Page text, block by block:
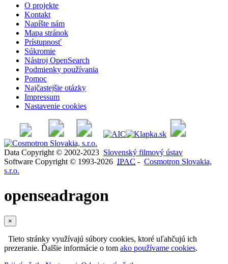
O projekte
Kontakt
Napíšte nám
Mapa stránok
Prístupnosť
Súkromie
Nástroj OpenSearch
Podmienky používania
Pomoc
Najčastejšie otázky
Impressum
Nastavenie cookies
Data Copyright © 2002-2023 Slovenský filmový ústav
Software Copyright © 1993-2026 IPAC - Cosmotron Slovakia,
s.r.o.
openseadragon
×
Tieto stránky využívajú súbory cookies, ktoré uľahčujú ich
prezeranie. Ďalšie informácie o tom ako používame cookies.